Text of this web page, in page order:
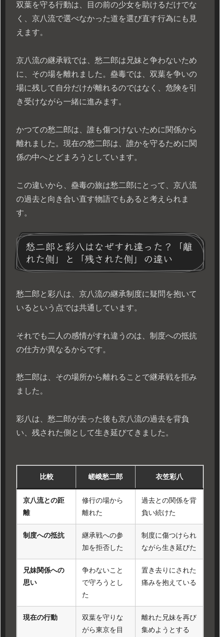
双葉を守る行動は、目の前の少女を助けるだけでな
く、京八流で選べなかった道を選び直す行為にも見
えます。
京八流の継承戦では、愁二郎は兄妹と争わないため
に、その場を離れました。蠱毒では、双葉を争いの
場に残して自分だけが離れるのではなく、危険を引
き受けながら一緒に進みます。
かつての愁二郎は、誰も傷つけないために関係から
離れました。現在の愁二郎は、誰かを守るために関
係の中へとどまろうとしています。
この違いから、蠱毒の旅は愁二郎にとって、京八流
の過去と向き合い直す物語でもあると考えられま
す。
愁二郎と彩八はなぜすれ違った？「離
れた側」と「残された側」の違い
愁二郎と彩八は、京八流の継承制度に疑問を抱いて
いるという点では共通しています。
それでも二人の感情がすれ違うのは、制度への抵抗
の仕方が異なるからです。
愁二郎は、その場所から離れることで継承戦を拒み
ました。
彩八は、愁二郎が去った後も京八流の過去を背負
い、残された側として生き延びてきました。
比較 嵯峨愁二郎 衣笠彩八
京八流との距
離
修行の場から
離れた
過去との関係を背
負い続けた
制度への抵抗
継承戦への参
加を拒否した
制度に傷つけられ
ながら生き延びた
兄妹関係への
思い
争わないこと
で守ろうとし
た
置き去りにされた
痛みを抱えている
現在の行動
双葉を守りな
がら東京を目
離れた兄妹を再び
集めようとする